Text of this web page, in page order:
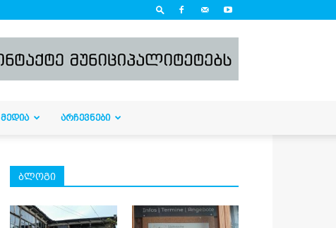
ᲛᲔᲓᲘᲐ ᲐᲠᲩᲔᲕᲜᲔᲑᲘ
ბლოგი